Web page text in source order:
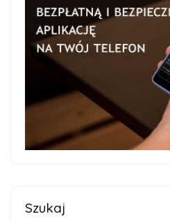
Szukaj